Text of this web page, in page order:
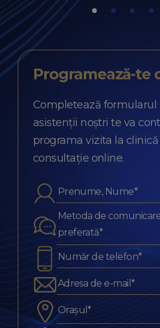
Programează-te
Completează formularul
asistenții noștri te va
programa vizita la clinică
consultație online.
Metoda de
preferată*
Orașul*